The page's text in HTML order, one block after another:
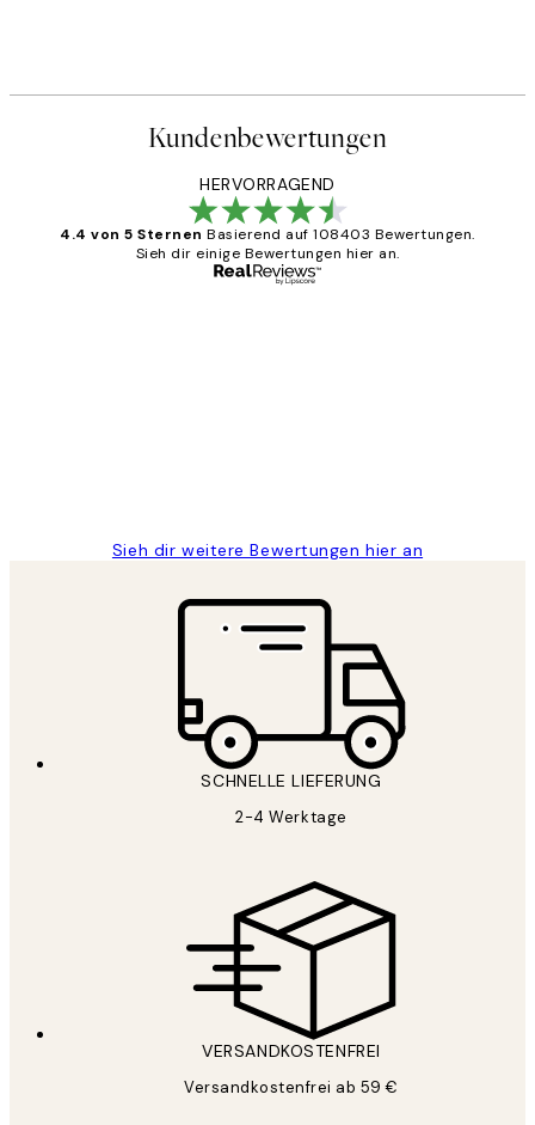
Kundenbewertungen
HERVORRAGEND
4.4 von 5 Sternen Basierend auf 108403 Bewertungen.
Sieh dir einige Bewertungen hier an.
Sieh dir weitere Bewertungen hier an
SCHNELLE LIEFERUNG
2-4 Werktage
VERSANDKOSTENFREI
Versandkostenfrei ab 59 €